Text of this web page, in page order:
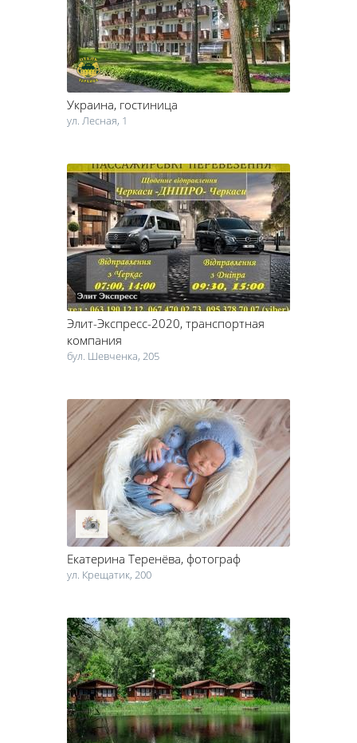
Украина, гостиница
ул. Лесная, 1
Элит-Экспресс-2020, транспортная
компания
бул. Шевченка, 205
Екатерина Теренёва, фотограф
ул. Крещатик, 200